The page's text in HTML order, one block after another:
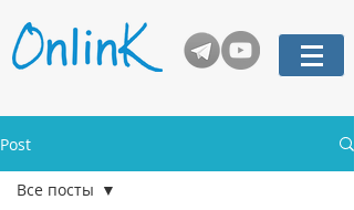
Post
Все посты